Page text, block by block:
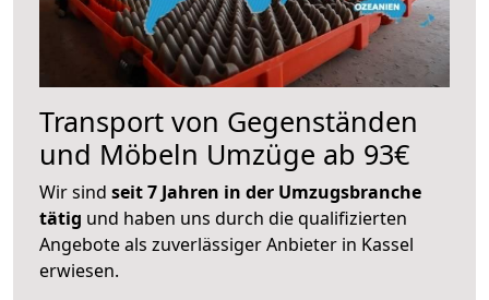
Transport von Gegenständen
und Möbeln Umzüge ab 93€
Wir sind seit 7 Jahren in der Umzugsbranche
tätig und haben uns durch die qualifizierten
Angebote als zuverlässiger Anbieter in Kassel
erwiesen.